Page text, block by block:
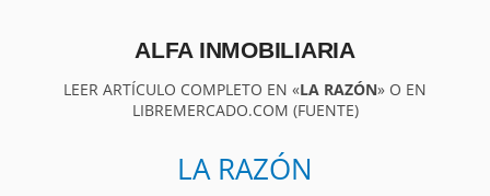
ALFA INMOBILIARIA
LEER ARTÍCULO COMPLETO EN «LA RAZÓN» O EN
LIBREMERCADO.COM (FUENTE)
LA RAZÓN